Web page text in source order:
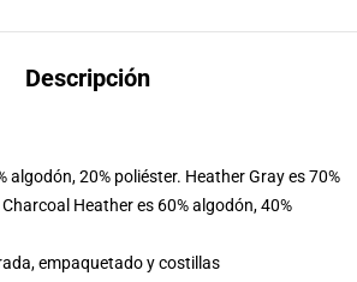
Descripción
algodón, 20% poliéster. Heather Gray es 70%
Heather es 60% algodón, 40%
empaquetado y costillas